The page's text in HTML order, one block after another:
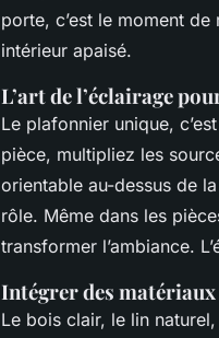
porte, c’est le moment
intérieur apaisé.
L’art de l’éclairage
Le plafonnier unique,
pièce, multipliez les
orientable au-dessus de
rôle. Même dans les
transformer l’ambiance.
Intégrer des
Le bois clair, le lin